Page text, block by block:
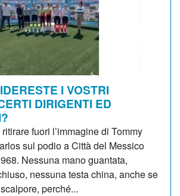
I VOSTRI
DIRIGENTI ED
fuori l’immagine di Tommy
sul podio a Città del Messico
Nessuna mano guantata,
nessuna testa china, anche se
perché...